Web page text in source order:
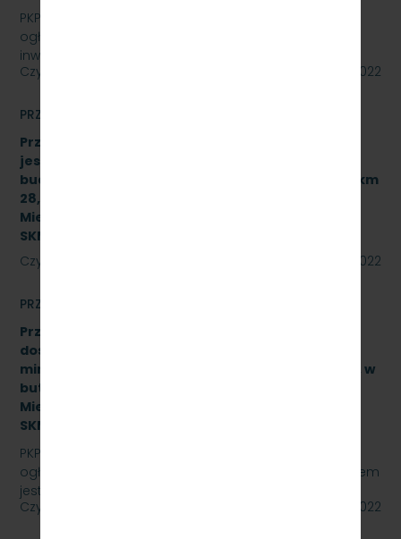
PKP SZYBKA KOLEJ MIEJSKA W TRÓJMIEŚCIE Sp. z o.o.
ogłasza przetarg nieograniczony dla zadania
inwestycyjnego na sieci trakcyjnej PKP Szybka Kolej…
Czytaj dalej
14 lipca 2022
PRZETARGI
Przetarg nieograniczony, którego przedmiotem
jest wykonanie robót budowlanych związanych z
budową przystanku służbowego w torze nr 502 w km
28,950 linii kolejowej nr 250 dla PKP Szybka Kolej
Miejska w Trójmieście Sp. z o.o. [sprawa:
SKMMU.086.37.22]
Czytaj dalej
11 lipca 2022
PRZETARGI
Przetarg nieograniczony na zakup i sukcesywne
dostawy naturalnej wody pitnej (źródlanej lub
mineralnej – nisko lub średnio zmineralizowanej), w
butelkach bezzwrotnych dla PKP Szybka Kolej
Miejska w Trójmieście Sp. z o.o., znak sprawy:
SKMMU.086.21.22
PKP SZYBKA KOLEJ MIEJSKA W TRÓJMIEŚCIE Sp. z o.o.
ogłasza przetarg nieograniczony, którego przedmiotem
jest zakup i sukcesywne dostawy naturalnej wody…
Czytaj dalej
29 czerwca 2022